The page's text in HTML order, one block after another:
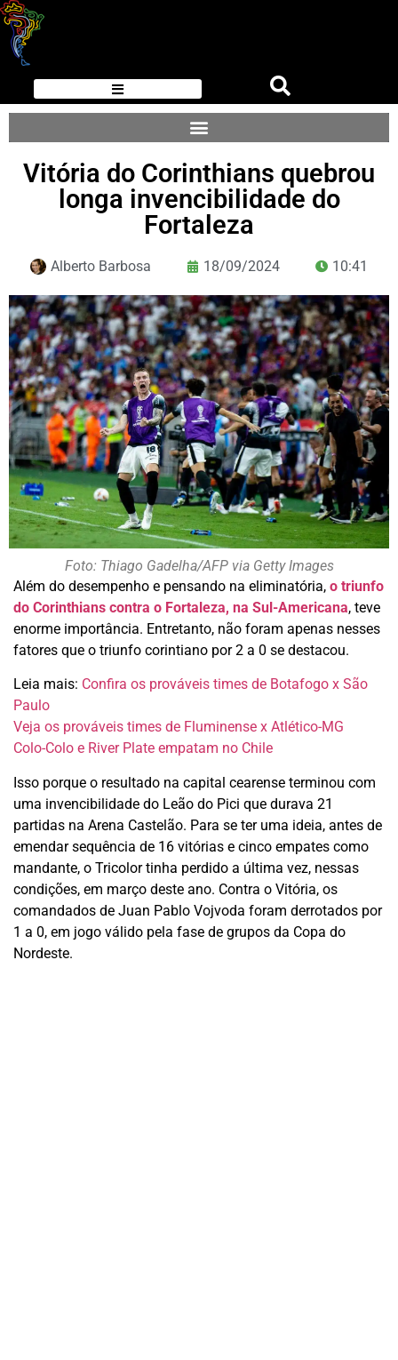
Vitória do Corinthians quebrou
longa invencibilidade do
Fortaleza
Alberto Barbosa 18/09/2024 10:41
Foto: Thiago Gadelha/AFP via Getty Images
Além do desempenho e pensando na eliminatória, o triunfo
do Corinthians contra o Fortaleza, na Sul-Americana, teve
enorme importância. Entretanto, não foram apenas nesses
fatores que o triunfo corintiano por 2 a 0 se destacou.
Leia mais: Confira os prováveis times de Botafogo x São
Paulo
Veja os prováveis times de Fluminense x Atlético-MG
Colo-Colo e River Plate empatam no Chile
Isso porque o resultado na capital cearense terminou com
uma invencibilidade do Leão do Pici que durava 21
partidas na Arena Castelão. Para se ter uma ideia, antes de
emendar sequência de 16 vitórias e cinco empates como
mandante, o Tricolor tinha perdido a última vez, nessas
condições, em março deste ano. Contra o Vitória, os
comandados de Juan Pablo Vojvoda foram derrotados por
1 a 0, em jogo válido pela fase de grupos da Copa do
Nordeste.